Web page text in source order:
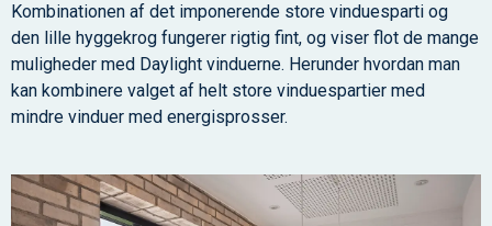
Kombinationen af det imponerende store vinduesparti og
den lille hyggekrog fungerer rigtig fint, og viser flot de mange
muligheder med Daylight vinduerne. Herunder hvordan man
kan kombinere valget af helt store vinduespartier med
mindre vinduer med energisprosser.